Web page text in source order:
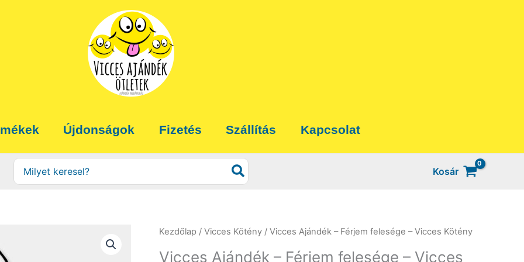
Újdonságok Fizetés Szállítás Kapcsolat
Search
for:
Kosár
Kezdőlap / Vicces Kötény / Vicces Ajándék – Férjem felesége – Vicces Kötény
Vicces Ajándék – Férjem felesége – Vicces